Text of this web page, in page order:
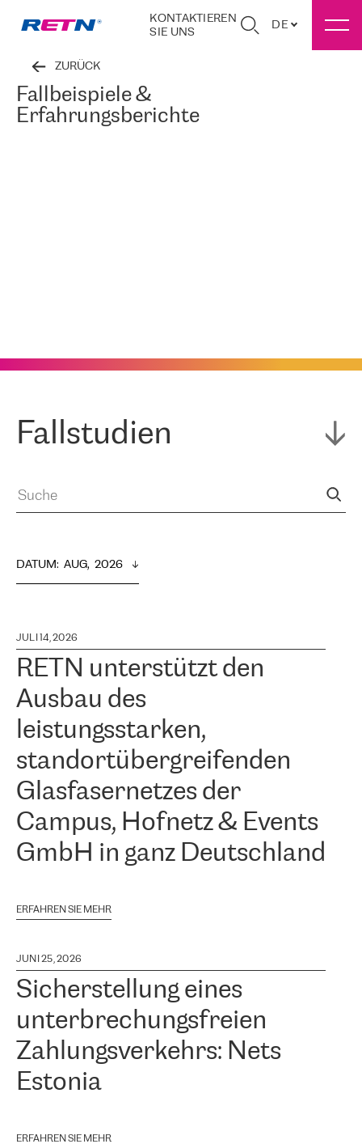
KONTAKTIEREN
SIE UNS
DE
ZURÜCK
Fallbeispiele &
Erfahrungsberichte
Fallstudien
DATUM: AUG,  2026
JULI 14, 2026
RETN unterstützt den
Ausbau des
leistungsstarken,
standortübergreifenden
Glasfasernetzes der
Campus, Hofnetz & Events
GmbH in ganz Deutschland
ERFAHREN SIE MEHR
JUNI 25, 2026
Sicherstellung eines
unterbrechungsfreien
Zahlungsverkehrs: Nets
Estonia
ERFAHREN SIE MEHR